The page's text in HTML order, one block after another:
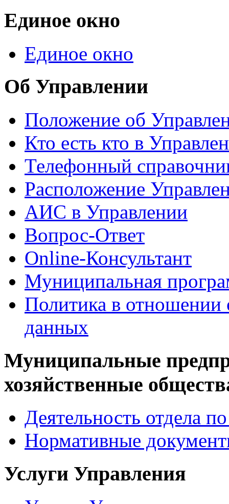
Единое окно
Единое окно
Об Управлении
Положение об
Кто есть кто в
Телефонный
Расположение
АИС в Управлении
Вопрос-Ответ
Online-Консультант
Муниципальная
Политика в отношении
данных
Муниципальные
хозяйственные
Деятельность отдела
Нормативные
Услуги Управления